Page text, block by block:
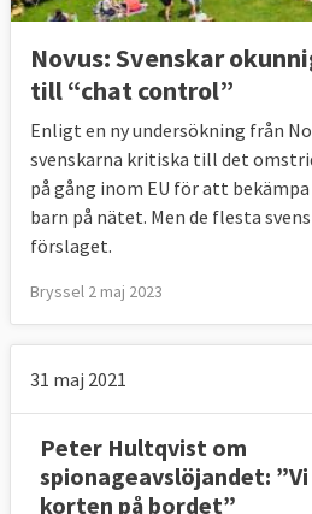
Novus: Svenskar
till “chat control”
Enligt en ny undersökning från
svenskarna kritiska till det
på gång inom EU för att
barn på nätet. Men de flesta
förslaget.
Bryssel 2 maj 2023
31 maj 2021
Peter Hultqvist om
spionageavslöjandet:
korten på bordet”